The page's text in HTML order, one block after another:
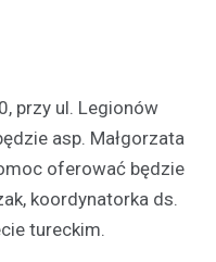
przy ul. Legionów
asp. Małgorzata
oferować będzie
koordynatorka ds.
tureckim.